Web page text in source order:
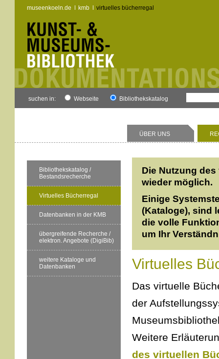
museenkoeln.de kmb virtuelles bücherregal
suchen in: Webseite Bibliothekskatalog
ÜBER UNS
Bibliothekskatalog /
Bestandsrecherche
Virtuelles Bücherregal
Datenbanken in der KMB
übergreifende Recherche /
elektron. Angebote (DigiBib)
weitere Kataloge und
Datenbanken
Die Nutzung
wieder möglich.
Einige
(Kataloge), sind
die volle
um Ihr
Virtuelles
Das virtuelle
der
Weitere
des virtuellen